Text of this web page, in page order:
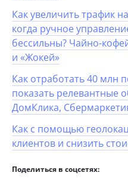
Как увеличить трафик
когда ручное
бессильны? Чайно-
и «Жокей»
Как отработать 40 млн
показать релевантные
ДомКлика,
Как с помощью
клиентов и снизить
Поделиться в соцсетях: